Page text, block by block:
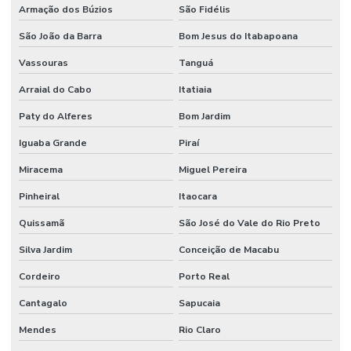
Armação dos Búzios São Fidélis
São João da Barra Bom Jesus do Itabapoana
Vassouras Tanguá
Arraial do Cabo Itatiaia
Paty do Alferes Bom Jardim
Iguaba Grande Piraí
Miracema Miguel Pereira
Pinheiral Itaocara
Quissamã São José do Vale do Rio Preto
Silva Jardim Conceição de Macabu
Cordeiro Porto Real
Cantagalo Sapucaia
Mendes Rio Claro